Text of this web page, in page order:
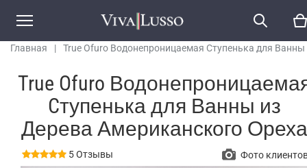
Главная |
True Ofuro Водонепроницаемая Cтупенька для Ванны
True Ofuro
Cтупенька для Ванны из
Дерева Американского Ореха
5 Отзывы Фото